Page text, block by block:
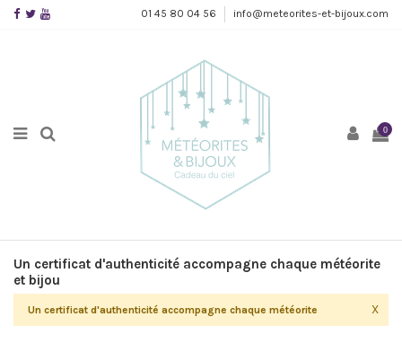
01 45 80 04 56 info@meteorites-et-bijoux.com
0
Un certificat d'authenticité accompagne chaque météorite
et bijou
Un certificat d'authenticité accompagne chaque météorite X